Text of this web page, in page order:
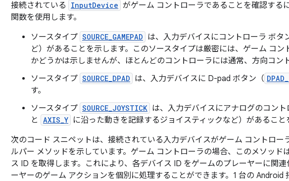
接続されている
InputDevice がゲーム コントローラであることを確認する
関数を使用します。
ソースタイプ SOURCE_GAMEPAD は、入力デバイスにコントローラ ボタ
ど）があることを示します。このソースタイプは厳密には、ゲーム コ
かどうかは示しませんが、ほとんどのコントローラには通常、方向コン
ソースタイプ SOURCE_DPAD は、入力デバイスに D-pad ボタン（
す。
ソースタイプ SOURCE_JOYSTICK は、入力デバイスにアナログのコン
と
AXIS_Y に沿った動きを記録するジョイスティックなど）があること
次のコード スニペットは、接続されている入力デバイスがゲーム コントロー
ルパー メソッドを示しています。ゲーム コントローラの場合、このメソッド
ス ID を取得します。これにより、各デバイス ID をゲームのプレーヤーに関
ーヤーのゲーム アクションを個別に処理することができます。1 台の Android